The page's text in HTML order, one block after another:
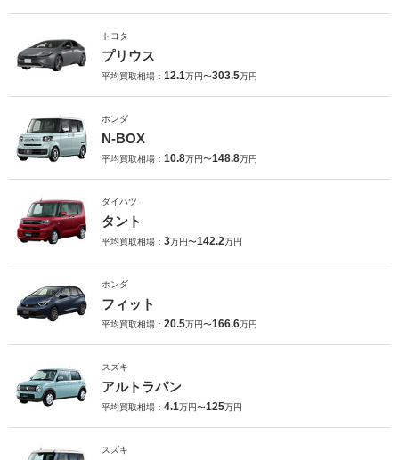
トヨタ
プリウス
平均買取相場： 12.1万円〜303.5万円
ホンダ
N-BOX
平均買取相場： 10.8万円〜148.8万円
ダイハツ
タント
平均買取相場： 3万円〜142.2万円
ホンダ
フィット
平均買取相場： 20.5万円〜166.6万円
スズキ
アルトラパン
平均買取相場： 4.1万円〜125万円
スズキ